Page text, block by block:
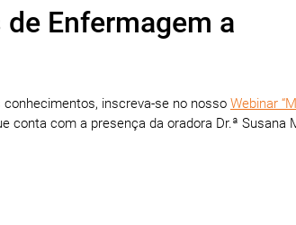
Enfermagem a
inscreva-se no nosso Webinar
conta com a presença da oradora Dr.ª Susana